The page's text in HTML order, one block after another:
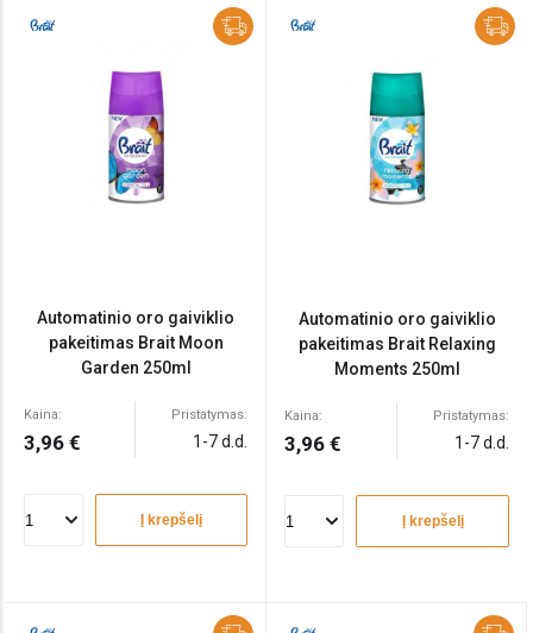
Automatinio oro gaiviklio
pakeitimas Brait Moon
Garden 250ml
Kaina:
3,96 €
Pristatymas:
1-7 d.d.
Į krepšelį
Automatinio oro gaiviklio
pakeitimas Brait Relaxing
Moments 250ml
Kaina:
3,96 €
Pristatymas:
1-7 d.d.
Į krepšelį